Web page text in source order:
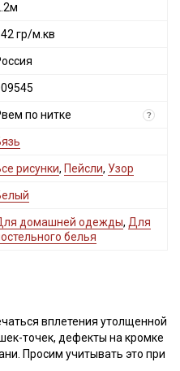
гр/м.кв
по нитке ?
рисунки, Пейсли, Узор
домашней одежды, Для
белья
вплетения утолщенной
точек, дефекты на кромке
Просим учитывать это при